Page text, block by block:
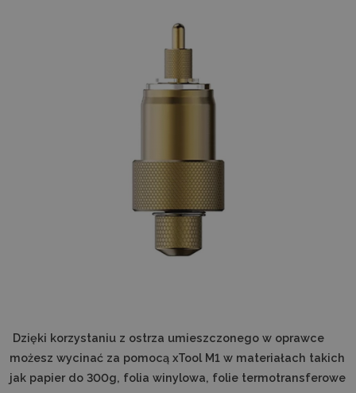
Dzięki korzystaniu z ostrza umieszczonego w oprawce
możesz wycinać za pomocą xTool M1 w materiałach takich
jak papier do 300g, folia winylowa, folie termotransferowe